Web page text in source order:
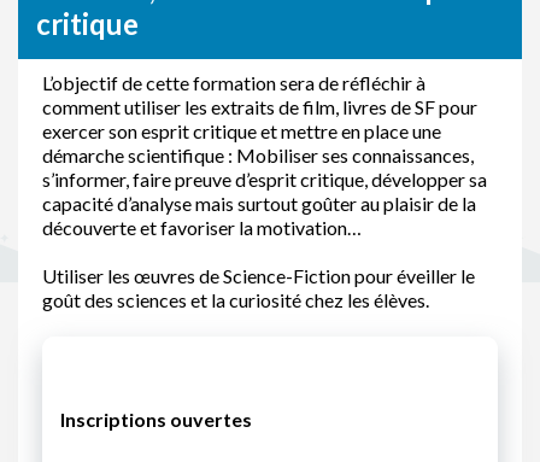
critique
L’objectif de cette formation sera de réfléchir à
comment utiliser les extraits de film, livres de SF pour
exercer son esprit critique et mettre en place une
démarche scientifique : Mobiliser ses connaissances,
s’informer, faire preuve d’esprit critique, développer sa
capacité d’analyse mais surtout goûter au plaisir de la
découverte et favoriser la motivation…
Utiliser les œuvres de Science-Fiction pour éveiller le
goût des sciences et la curiosité chez les élèves.
Inscriptions ouvertes